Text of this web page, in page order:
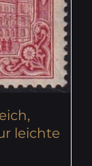
leichte